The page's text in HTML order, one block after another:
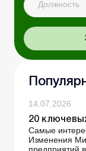
Должность
14.07.2026
20
Самые
Изменения
предприятий